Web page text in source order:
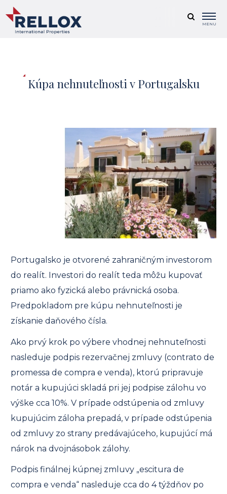
MENU
Kúpa nehnuteľnosti v Portugalsku
Portugalsko je otvorené zahraničným investorom
do realít. Investori do realít teda môžu kupovať
priamo ako fyzická alebo právnická osoba.
Predpokladom pre kúpu nehnuteľnosti je
získanie daňového čísla.
Ako prvý krok po výbere vhodnej nehnuteľnosti
nasleduje podpis rezervačnej zmluvy (contrato de
promessa de compra e venda), ktorú pripravuje
notár a kupujúci skladá pri jej podpise zálohu vo
výške cca 10%. V prípade odstúpenia od zmluvy
kupujúcim záloha prepadá, v prípade odstúpenia
od zmluvy zo strany predávajúceho, kupujúcí má
nárok na dvojnásobok zálohy.
Podpis finálnej kúpnej zmluvy „escitura de
compra e venda“ nasleduje cca do 4 týždňov po